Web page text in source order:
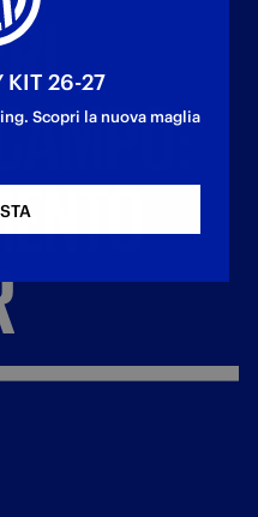
KIT 26-27
Scopri la nuova maglia